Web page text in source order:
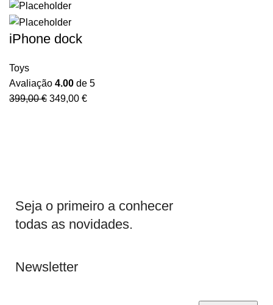
iPhone dock
Toys
Avaliação 4.00 de 5
399,00€ 349,00 €
Seja o primeiro a conhecer
todas as novidades.
Newsletter